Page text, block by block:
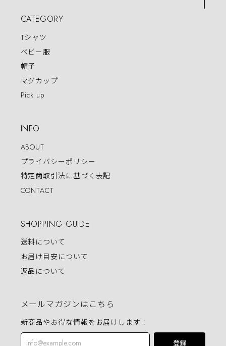
CATEGORY
Tシャツ
ベビー服
帽子
マグカップ
Pick up
INFO
ABOUT
プライバシーポリシー
特定商取引法に基づく表記
CONTACT
SHOPPING GUIDE
送料について
お届け目安について
返品について
メールマガジンはこちら
新商品やお得な情報をお届けします！
登録